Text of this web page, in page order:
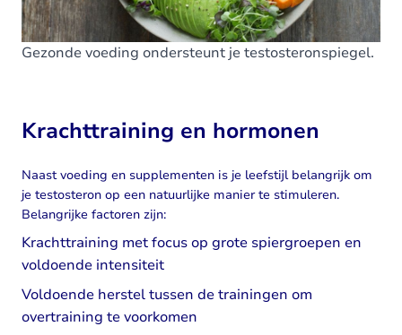
Gezonde voeding ondersteunt je testosteronspiegel.
Krachttraining en hormonen
Naast voeding en supplementen is je leefstijl belangrijk om
je testosteron op een natuurlijke manier te stimuleren.
Belangrijke factoren zijn:
Krachttraining met focus op grote spiergroepen en
voldoende intensiteit
Voldoende herstel tussen de trainingen om
overtraining te voorkomen